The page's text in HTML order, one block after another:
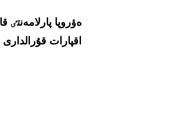
ەۋروپا
اقپارات